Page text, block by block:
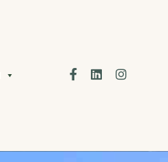
FacebookLinkedin